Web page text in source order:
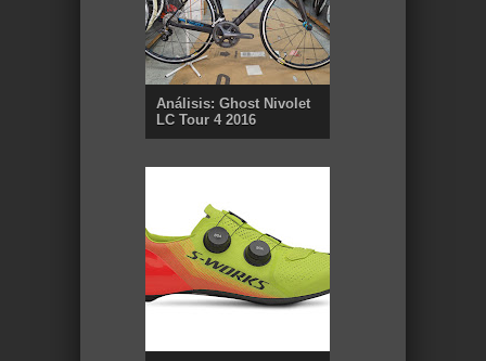
Análisis: Ghost Nivolet
LC Tour 4 2016